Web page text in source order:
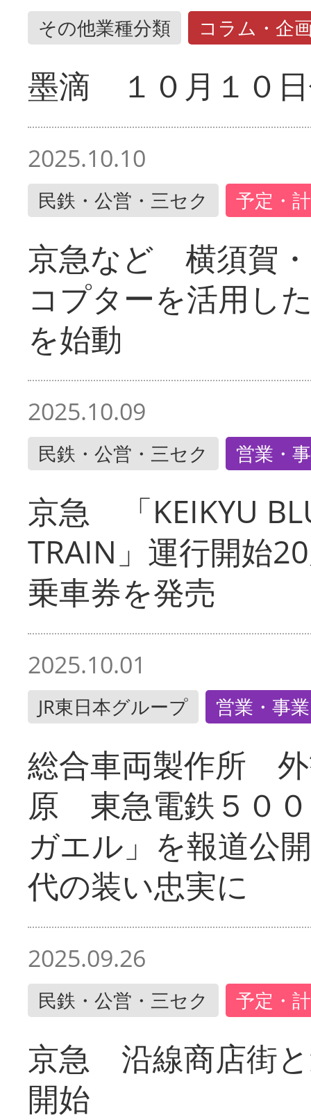
その他業種分類 コラム・企
墨滴 １０月１０
2025.10.10
民鉄・公営・三セク 予定・
京急など 横須賀
コプターを活用し
を始動
2025.10.09
民鉄・公営・三セク 営業・
京急 「KEIKYU
TRAIN」運行開始
乗車券を発売
2025.10.01
JR東日本グループ 営業・事
総合車両製作所
原 東急電鉄５０
ガエル」を報道公
代の装い忠実に
2025.09.26
民鉄・公営・三セク 予定・
京急 沿線商店街
開始